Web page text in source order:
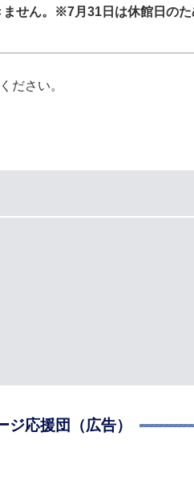
せん。※7月31日は休館日のた
ださい。
応援団（広告）